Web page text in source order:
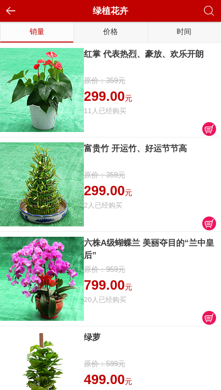
绿植花卉
销量 价格 时间
红掌 代表热烈、豪放、欢乐开朗
原价：359元
299.00元
11人已经购买
富贵竹 开运竹、好运节节高
原价：359元
299.00元
2人已经购买
六株A级蝴蝶兰 美丽夺目的“兰中皇
后”
原价：959元
799.00元
20人已经购买
绿萝
原价：599元
499.00元